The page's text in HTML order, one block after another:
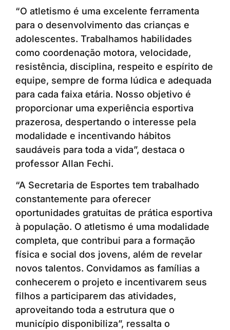
“O atletismo é uma excelente ferramenta
para o desenvolvimento das crianças e
adolescentes. Trabalhamos habilidades
como coordenação motora, velocidade,
resistência, disciplina, respeito e espírito de
equipe, sempre de forma lúdica e adequada
para cada faixa etária. Nosso objetivo é
proporcionar uma experiência esportiva
prazerosa, despertando o interesse pela
modalidade e incentivando hábitos
saudáveis para toda a vida”, destaca o
professor Allan Fechi.
“A Secretaria de Esportes tem trabalhado
constantemente para oferecer
oportunidades gratuitas de prática esportiva
à população. O atletismo é uma modalidade
completa, que contribui para a formação
física e social dos jovens, além de revelar
novos talentos. Convidamos as famílias a
conhecerem o projeto e incentivarem seus
filhos a participarem das atividades,
aproveitando toda a estrutura que o
município disponibiliza”, ressalta o